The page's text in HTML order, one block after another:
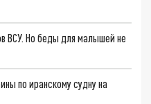
ВСУ. Но беды для малышей не
по иранскому судну на